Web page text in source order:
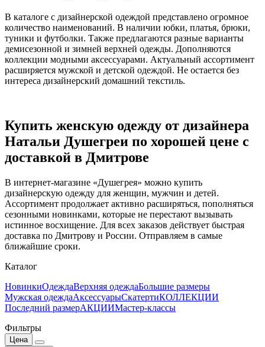
В каталоге с дизайнерской одеждой представлено огромное
количество наименований. В наличии юбки, платья, брюки,
туники и футболки. Также предлагаются разные варианты
демисезонной и зимней верхней одежды. Дополняются
коллекции модными аксессуарами. Актуальный ассортимент
расширяется мужской и детской одеждой. Не остается без
интереса дизайнерский домашний текстиль.
Купить женскую одежду от дизайнера
Натальи Душегреи по хорошей цене с
доставкой в Дмитрове
В интернет-магазине «Душегрея» можно купить
дизайнерскую одежду для женщин, мужчин и детей.
Ассортимент продолжает активно расширяться, пополняться
сезонными новинками, которые не перестают вызывать
истинное восхищение. Для всех заказов действует быстрая
доставка по Дмитрову и России. Отправляем в самые
ближайшие сроки.
Каталог
НовинкиОдеждаВерхняя одеждаБольшие размеры
Мужская одеждаАксессуарыСкатертиКОЛЛЕКЦИИ
Последний размерАКЦИИМастер-классы
Фильтры
Цена